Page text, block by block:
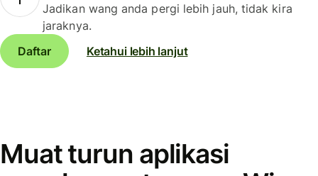
Jadikan wang anda pergi lebih jauh, tidak kira
jaraknya.
Daftar
Ketahui lebih lanjut
Muat turun aplikasi